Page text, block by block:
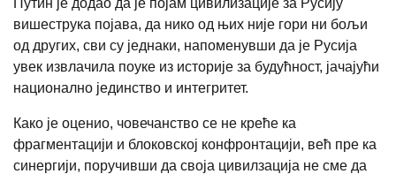
Путин је додао да је појам цивилизације за Русију
вишеструка појава, да нико од њих није гори ни бољи
од других, сви су једнаки, напоменувши да је Русија
увек извлачила поуке из историје за будућност, јачајући
национално јединство и интегритет.
Како је оценио, човечанство се не креће ка
фрагментацији и блоковској конфронтацији, већ пре ка
синергији, поручивши да своја цивилзација не сме да